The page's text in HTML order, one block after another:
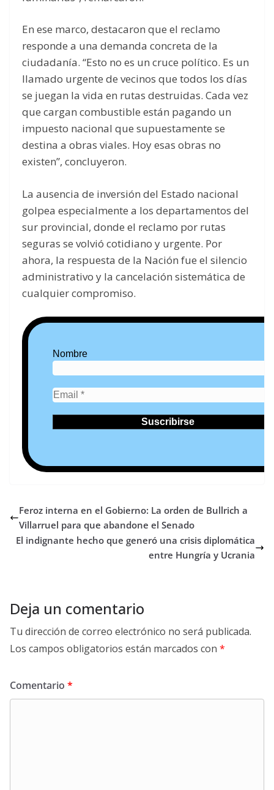
En ese marco, destacaron que el reclamo
responde a una demanda concreta de la
ciudadanía. “Esto no es un cruce político. Es un
llamado urgente de vecinos que todos los días
se juegan la vida en rutas destruidas. Cada vez
que cargan combustible están pagando un
impuesto nacional que supuestamente se
destina a obras viales. Hoy esas obras no
existen”, concluyeron.
La ausencia de inversión del Estado nacional
golpea especialmente a los departamentos del
sur provincial, donde el reclamo por rutas
seguras se volvió cotidiano y urgente. Por
ahora, la respuesta de la Nación fue el silencio
administrativo y la cancelación sistemática de
cualquier compromiso.
Nombre
Feroz interna en el Gobierno: La orden de Bullrich a
Villarruel para que abandone el Senado
El indignante hecho que generó una crisis diplomática
entre Hungría y Ucrania
Deja un comentario
Tu dirección de correo electrónico no será publicada.
Los campos obligatorios están marcados con *
Comentario *